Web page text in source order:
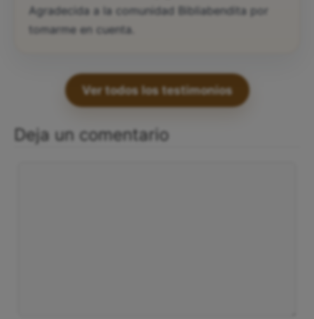
Agradecida a la comunidad Bibliabendita por
tomarme en cuenta.
Ver todos los testimonios
Deja un comentario